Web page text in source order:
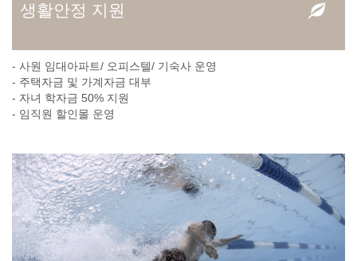
생활안정 지원
- 사원 임대아파트/ 오피스텔/ 기숙사 운영
- 주택자금 및 가계자금 대부
- 자녀 학자금 50% 지원
- 임직원 할인몰 운영